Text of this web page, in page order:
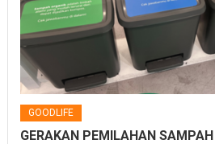
GOODLIFE
GERAKAN PEMILAHAN